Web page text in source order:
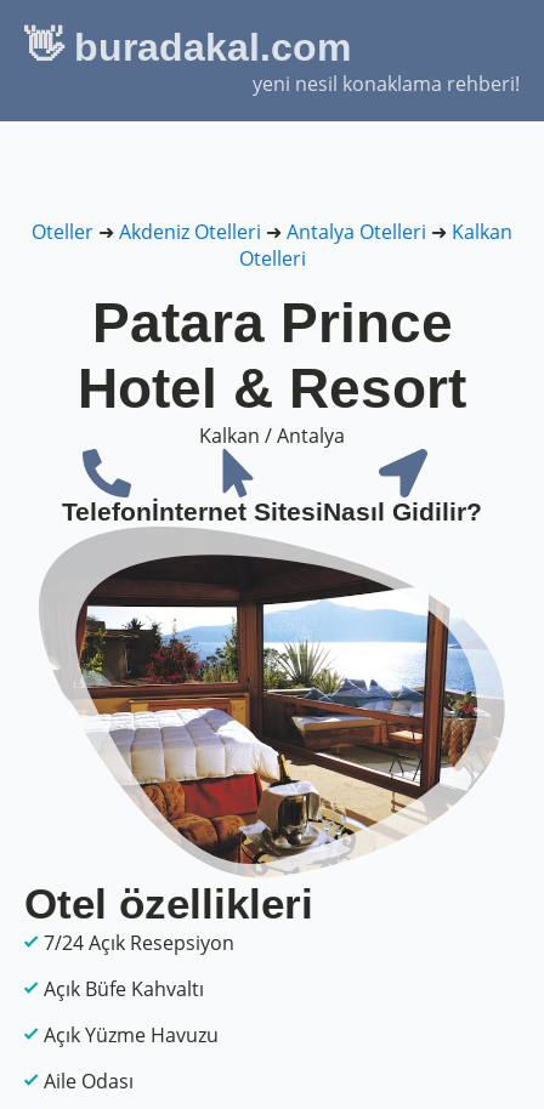
👋 buradakal.com
yeni nesil konaklama rehberi!
Oteller ➜ Akdeniz Otelleri ➜ Antalya Otelleri ➜ Kalkan
Otelleri
Patara Prince
Hotel & Resort
Kalkan / Antalya
Telefonİnternet SitesiNasıl Gidilir?
Otel özellikleri
7/24 Açık Resepsiyon
Açık Büfe Kahvaltı
Açık Yüzme Havuzu
Aile Odası